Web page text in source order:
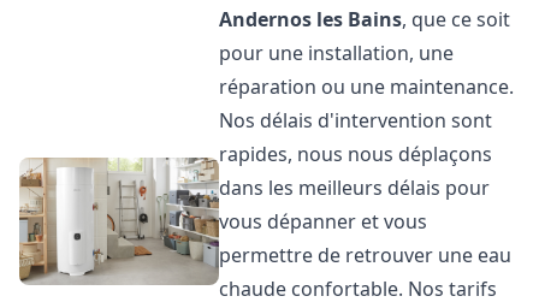
Andernos les Bains, que ce soit
pour une installation, une
réparation ou une maintenance.
Nos délais d'intervention sont
rapides, nous nous déplaçons
dans les meilleurs délais pour
vous dépanner et vous
permettre de retrouver une eau
chaude confortable. Nos tarifs